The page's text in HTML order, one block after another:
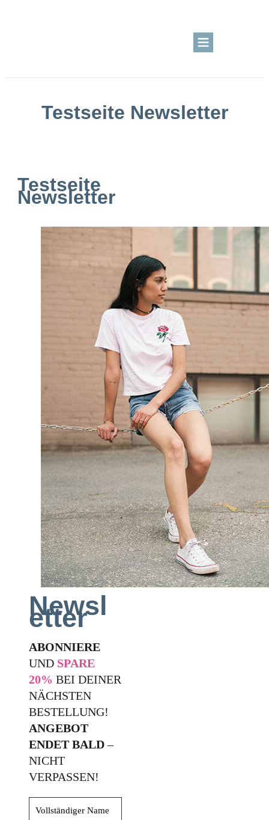
Testseite Newsletter
Testseite
Newsletter
Newsl
etter
ABONNIERE
UND SPARE
20% BEI DEINER
NÄCHSTEN
BESTELLUNG!
ANGEBOT
ENDET BALD–
NICHT
VERPASSEN!